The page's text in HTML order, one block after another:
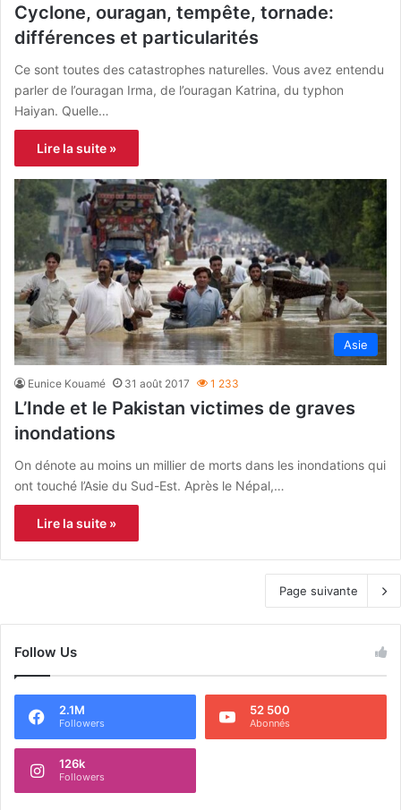
Cyclone, ouragan, tempête, tornade:
différences et particularités
Ce sont toutes des catastrophes naturelles. Vous avez entendu
parler de l’ouragan Irma, de l’ouragan Katrina, du typhon
Haiyan. Quelle…
Lire la suite »
Asie
Eunice Kouamé 31 août 2017 1 233
L’Inde et le Pakistan victimes de graves
inondations
On dénote au moins un millier de morts dans les inondations qui
ont touché l’Asie du Sud-Est. Après le Népal,…
Lire la suite »
Page suivante
Follow Us
2.1M
Followers
52 500
Abonnés
126k
Followers